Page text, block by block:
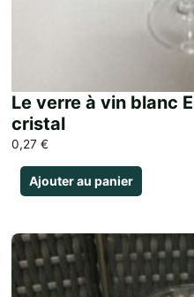
Le verre à vin blanc
cristal
0,27 €
Ajouter au panier